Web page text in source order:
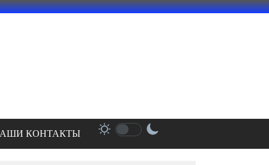
КОНТАКТЫ